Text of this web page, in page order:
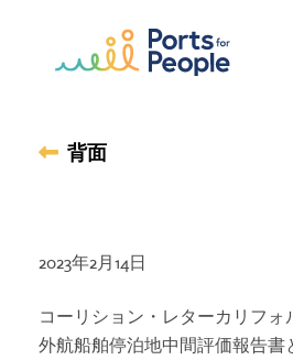
背面
2023年2月14日
コーリション・レターカリフ
外航船舶停泊地中間評価報告書